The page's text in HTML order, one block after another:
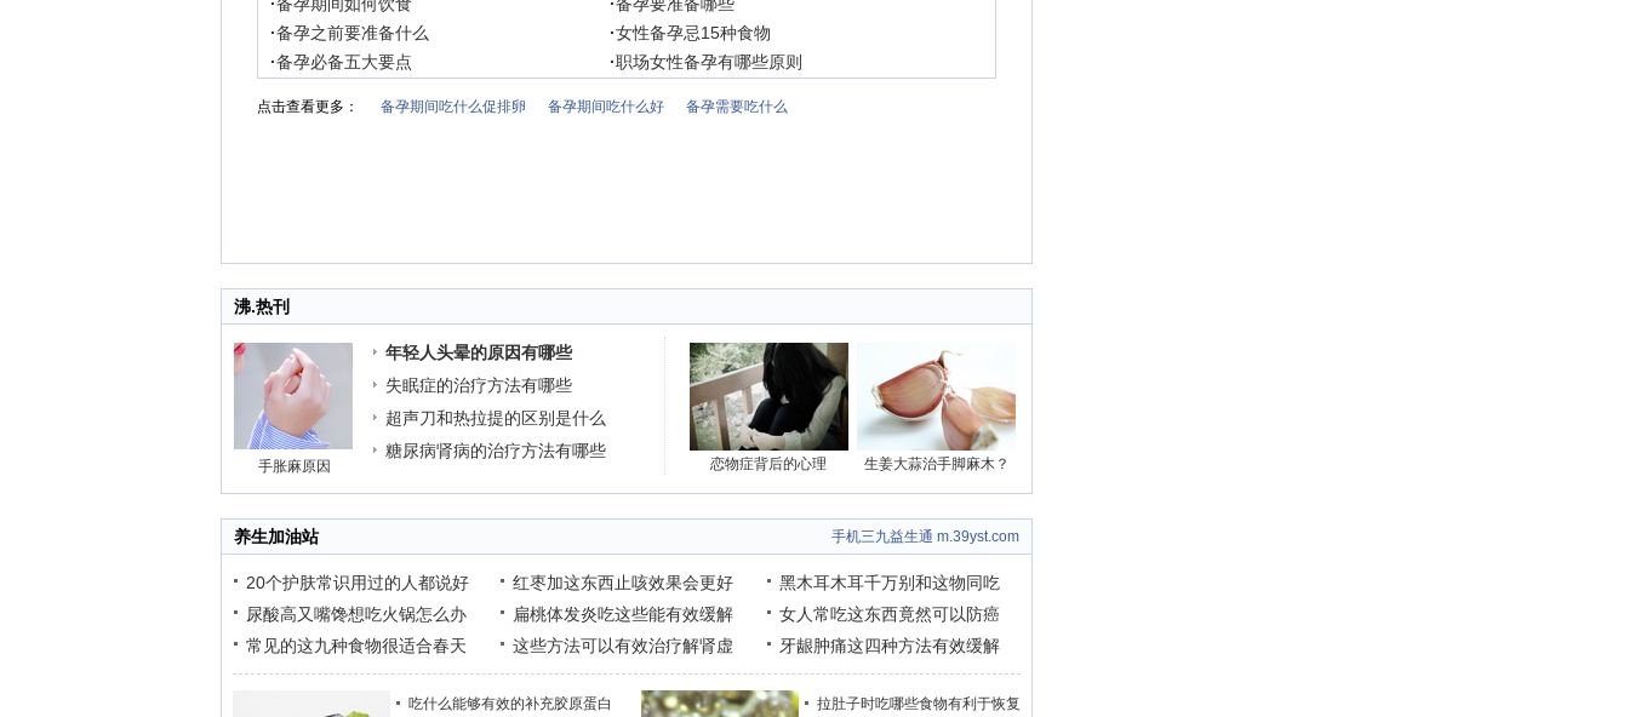
·备孕之前要准备什么 ·女性备孕忌15种食物
·备孕必备五大要点 ·职场女性备孕有哪些原则
点击查看更多： 备孕期间吃什么促排卵 备孕期间吃什么好 备孕需要吃什么
沸.热刊
手胀麻原因
年轻人头晕的原因有哪些
失眠症的治疗方法有哪些
超声刀和热拉提的区别是什么
糖尿病肾病的治疗方法有哪些
恋物症背后的心理 生姜大蒜治手脚麻木？
养生加油站 手机三九益生通 m.39yst.com
20个护肤常识用过的人都说好
尿酸高又嘴馋想吃火锅怎么办
常见的这九种食物很适合春天
红枣加这东西止咳效果会更好
扁桃体发炎吃这些能有效缓解
这些方法可以有效治疗解肾虚
黑木耳木耳千万别和这物同吃
女人常吃这东西竟然可以防癌
牙龈肿痛这四种方法有效缓解
吃什么能够有效的补充胶原蛋白 拉肚子时吃哪些食物有利于恢复